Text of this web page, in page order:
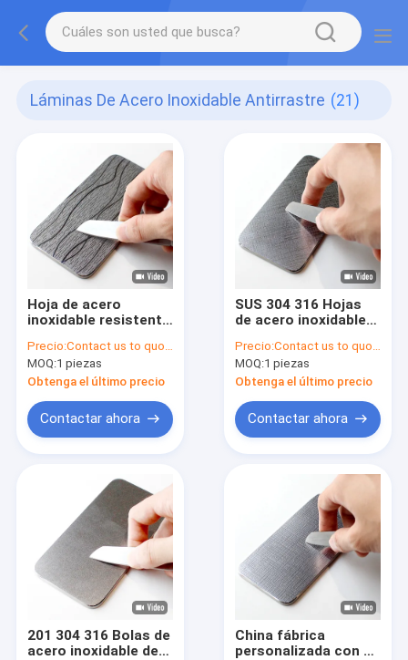
Láminas De Acero Inoxidable Antirrastre (21)
Hoja de acero
inoxidable resistente
Texturas de hojas de
metal en relieve para
encimeras de cocina
Precio:Contact us to quote
MOQ:1 piezas
Obtenga el último precio
Contactar ahora
SUS 304 316 Hojas
de acero inoxidable
arañazos de 10 mm
Precio:Contact us to quote
MOQ:1 piezas
Obtenga el último precio
Contactar ahora
201 304 316 Bolas de
acero inoxidable de
China fábrica
personalizada con el